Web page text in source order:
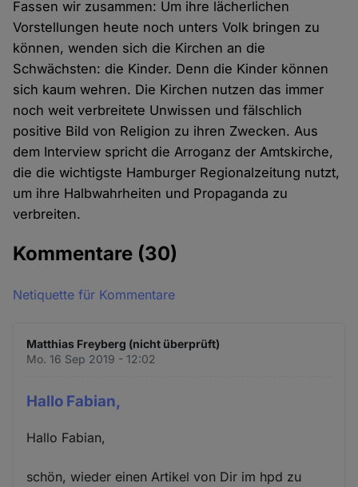
Fassen wir zusammen: Um ihre lächerlichen
Vorstellungen heute noch unters Volk bringen zu
können, wenden sich die Kirchen an die
Schwächsten: die Kinder. Denn die Kinder können
sich kaum wehren. Die Kirchen nutzen das immer
noch weit verbreitete Unwissen und fälschlich
positive Bild von Religion zu ihren Zwecken. Aus
dem Interview spricht die Arroganz der Amtskirche,
die die wichtigste Hamburger Regionalzeitung nutzt,
um ihre Halbwahrheiten und Propaganda zu
verbreiten.
Kommentare (30)
Netiquette für Kommentare
Matthias Freyberg (nicht überprüft)
Mo. 16 Sep 2019 - 12:02
Hallo Fabian,
Hallo Fabian,
schön, wieder einen Artikel von Dir im hpd zu